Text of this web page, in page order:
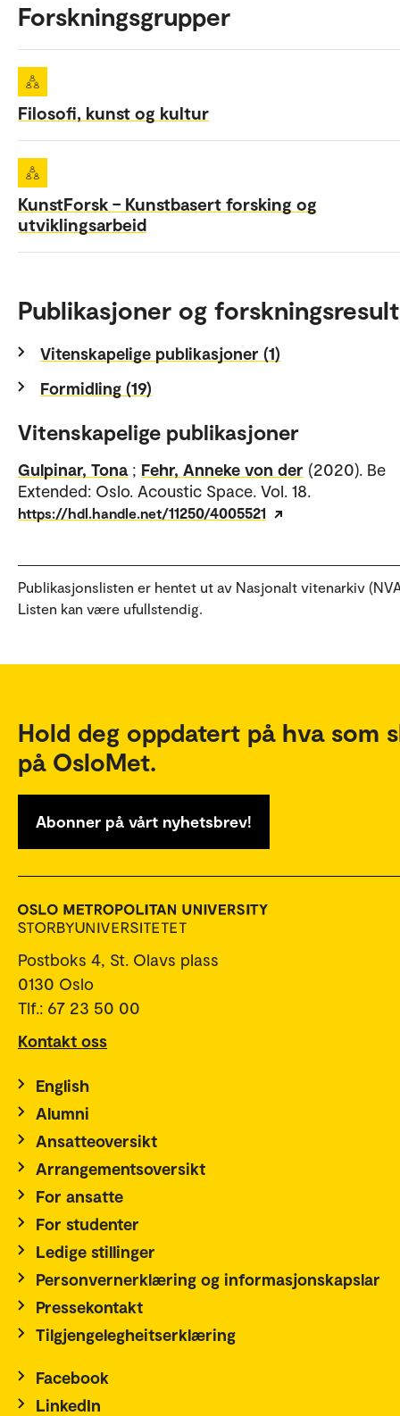
Forskningsgrupper
Filosofi, kunst og kultur
KunstForsk – Kunstbasert forsking og
utviklingsarbeid
Publikasjoner og
Vitenskapelige publikasjoner (1)
Formidling (19)
Vitenskapelige publikasjoner
Gulpinar, Tona ; Fehr, Anneke von der (2020). Be
Extended: Oslo. Acoustic Space. Vol. 18.
https://hdl.handle.net/11250/4005521
Publikasjonslisten er hentet ut av Nasjonalt vitenarkiv
Listen kan være ufullstendig.
Hold deg oppdatert på hva som
på OsloMet.
Abonner på vårt nyhetsbrev!
Postboks 4, St. Olavs plass
0130 Oslo
Tlf.: 67 23 50 00
Kontakt oss
English
Alumni
Ansatteoversikt
Arrangementsoversikt
For ansatte
For studenter
Ledige stillinger
Personvernerklæring og informasjonskapslar
Pressekontakt
Tilgjengelegheitserklæring
Facebook
LinkedIn